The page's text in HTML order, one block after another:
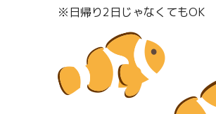
※日帰り2日じゃなくてもOK